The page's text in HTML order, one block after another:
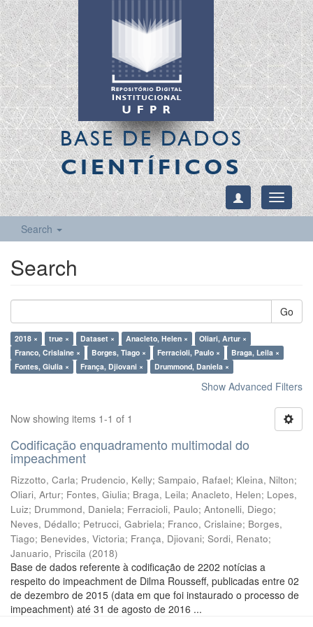
BASE DE DADOS
CIENTÍFICOS
Toggle
Search
Search
Go
2018 × true × Dataset × Anacleto, Helen ×
Oliari, Artur ×
Franco, Crislaine ×
Borges, Tiago × Ferracioli, Paulo ×
Braga, Leila ×
Fontes, Giulia ×
França, Djiovani × Drummond, Daniela ×
Show Advanced Filters
Now showing items 1-1 of 1
Codificação enquadramento multimodal do
impeachment
Rizzotto, Carla; Prudencio, Kelly; Sampaio, Rafael; Kleina, Nilton;
Oliari, Artur; Fontes, Giulia; Braga, Leila; Anacleto, Helen; Lopes,
Luiz; Drummond, Daniela; Ferracioli, Paulo; Antonelli, Diego;
Neves, Dédallo; Petrucci, Gabriela; Franco, Crislaine; Borges,
Tiago; Benevides, Victoria; França, Djiovani; Sordi, Renato;
Januario, Priscila (2018)
Base de dados referente à codificação de 2202 notícias a
respeito do impeachment de Dilma Rousseff, publicadas entre 02
de dezembro de 2015 (data em que foi instaurado o processo de
impeachment) até 31 de agosto de 2016 ...